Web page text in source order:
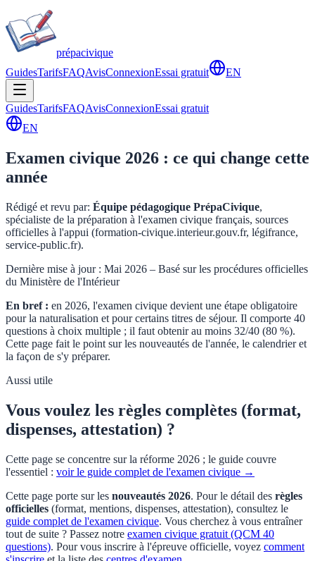
prépacivique
GuidesTarifsFAQAvisConnexionEssai gratuit EN
GuidesTarifsFAQAvisConnexionEssai gratuit
EN
Examen civique 2026 : ce qui change cette
année
Rédigé et revu par: Équipe pédagogique PrépaCivique,
spécialiste de la préparation à l'examen civique français, sources
officielles à l'appui (formation-civique.interieur.gouv.fr, légifrance,
service-public.fr).
Dernière mise à jour : Mai 2026 – Basé sur les procédures officielles
du Ministère de l'Intérieur
En bref : en 2026, l'examen civique devient une étape obligatoire
pour la naturalisation et pour certains titres de séjour. Il comporte 40
questions à choix multiple ; il faut obtenir au moins 32/40 (80 %).
Cette page fait le point sur les nouveautés de l'année, le calendrier et
la façon de s'y préparer.
Aussi utile
Vous voulez les règles complètes (format,
dispenses, attestation) ?
Cette page se concentre sur la réforme 2026 ; le guide couvre
l'essentiel : voir le guide complet de l'examen civique →
Cette page porte sur les nouveautés 2026. Pour le détail des règles
officielles (format, mentions, dispenses, attestation), consultez le
guide complet de l'examen civique. Vous cherchez à vous entraîner
tout de suite ? Passez notre examen civique gratuit (QCM 40
questions). Pour vous inscrire à l'épreuve officielle, voyez comment